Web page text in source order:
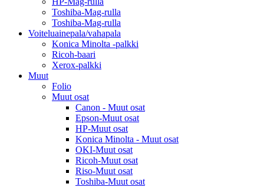
Toshiba-Mag-rulla
Toshiba-Mag-rulla
Voiteluainepala/vahapala
Konica Minolta -palkki
Ricoh-baari
Xerox-palkki
Muut
Folio
Muut osat
Canon - Muut osat
Epson-Muut osat
HP-Muut osat
Konica Minolta - Muut osat
OKI-Muut osat
Ricoh-Muut osat
Riso-Muut osat
Toshiba-Muut osat